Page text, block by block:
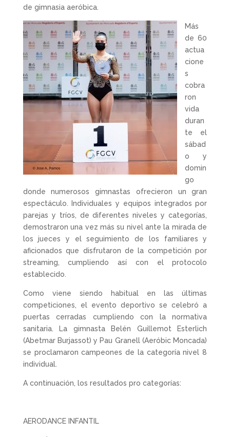
de gimnasia aeróbica.
Más
de 60
actua
cione
s
cobra
ron
vida
duran
te el
sábad
o y
domin
go
donde numerosos gimnastas ofrecieron un gran
espectáculo. Individuales y equipos integrados por
parejas y tríos, de diferentes niveles y categorías,
demostraron una vez más su nivel ante la mirada de
los jueces y el seguimiento de los familiares y
aficionados que disfrutaron de la competición por
streaming, cumpliendo así con el protocolo
establecido.
Como viene siendo habitual en las últimas
competiciones, el evento deportivo se celebró a
puertas cerradas cumpliendo con la normativa
sanitaria. La gimnasta Belén Guillemot Esterlich
(Abetmar Burjassot) y Pau Granell (Aeróbic Moncada)
se proclamaron campeones de la categoría nivel 8
individual.
A continuación, los resultados pro categorías:
AERODANCE INFANTIL